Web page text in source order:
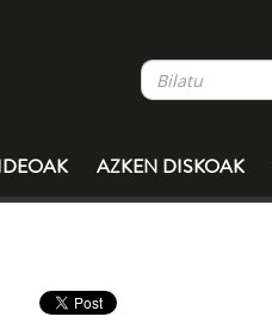
AZKEN DISKOAK